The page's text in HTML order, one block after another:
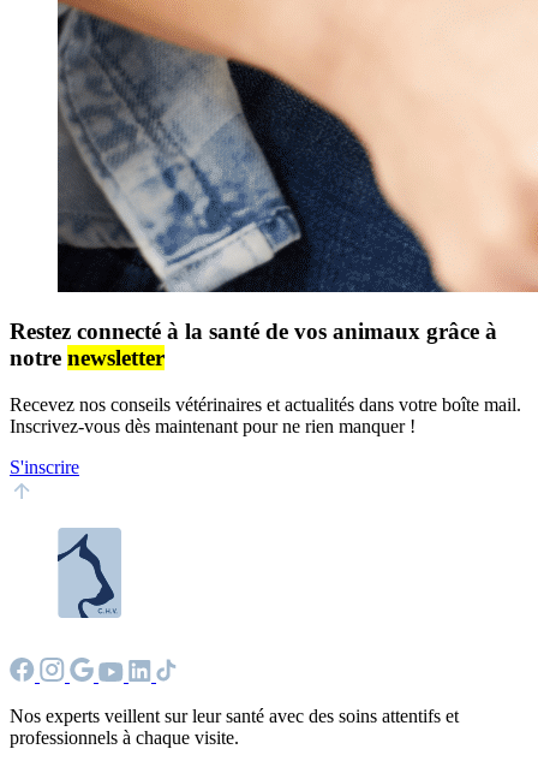
Restez connecté à la santé de vos animaux grâce à
notre newsletter
Recevez nos conseils vétérinaires et actualités dans votre boîte mail.
Inscrivez-vous dès maintenant pour ne rien manquer !
S'inscrire
Nos experts veillent sur leur santé avec des soins attentifs et
professionnels à chaque visite.